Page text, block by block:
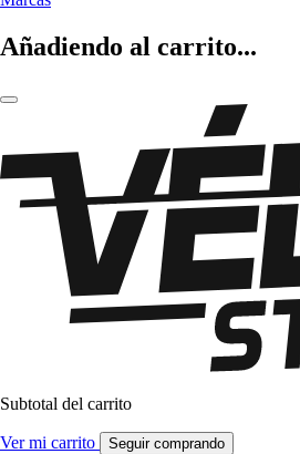
Añadiendo al carrito...
Subtotal del carrito
Ver mi carrito Seguir comprando